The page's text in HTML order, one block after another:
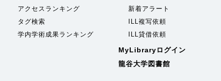
アクセスランキング
タグ検索
学内学術成果ランキング
新着アラート
ILL複写依頼
ILL貸借依頼
MyLibraryログイン
龍谷大学図書館